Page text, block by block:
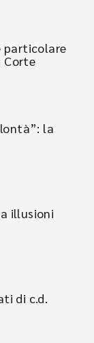
particolare
Corte
la
illusioni
di c.d.